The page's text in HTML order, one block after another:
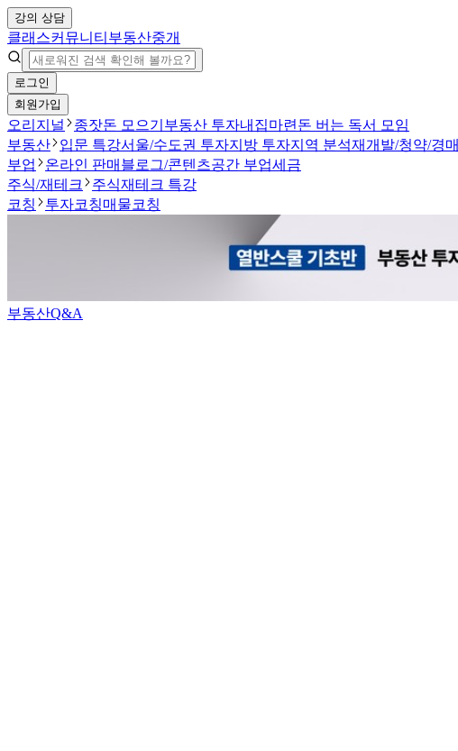
강의 상담
클래스커뮤니티 부동산중개
로그인
회원가입
오리지널 종잣돈 모으기 부동산 투자내집마련 돈 버는 독서 모임
부동산
입문 특강서울/수도권 투자지방 투자지역 분석재개발/청약/경매
부업
온라인 판매 블로그/콘텐츠공간 부업세금
주식/재테크
주식재테크 특강
코칭
투자코칭매물코칭
부동산Q&A